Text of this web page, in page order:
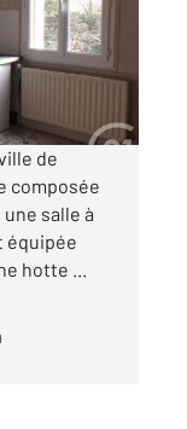
de
composée
salle à
équipée
hotte ...